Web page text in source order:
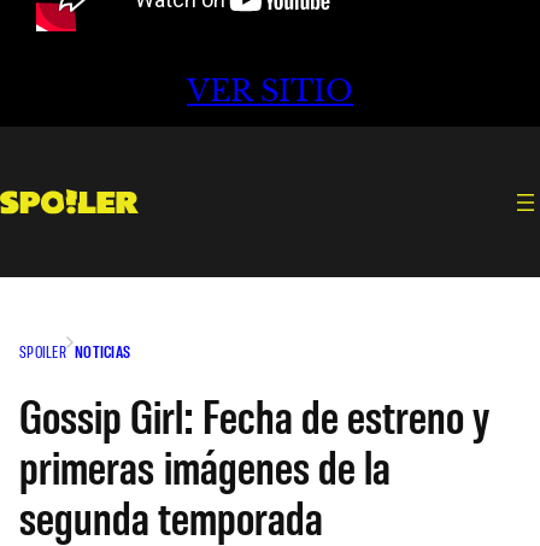
VER SITIO
SPOILER NOTICIAS
Gossip Girl: Fecha de estreno y
primeras imágenes de la
segunda temporada